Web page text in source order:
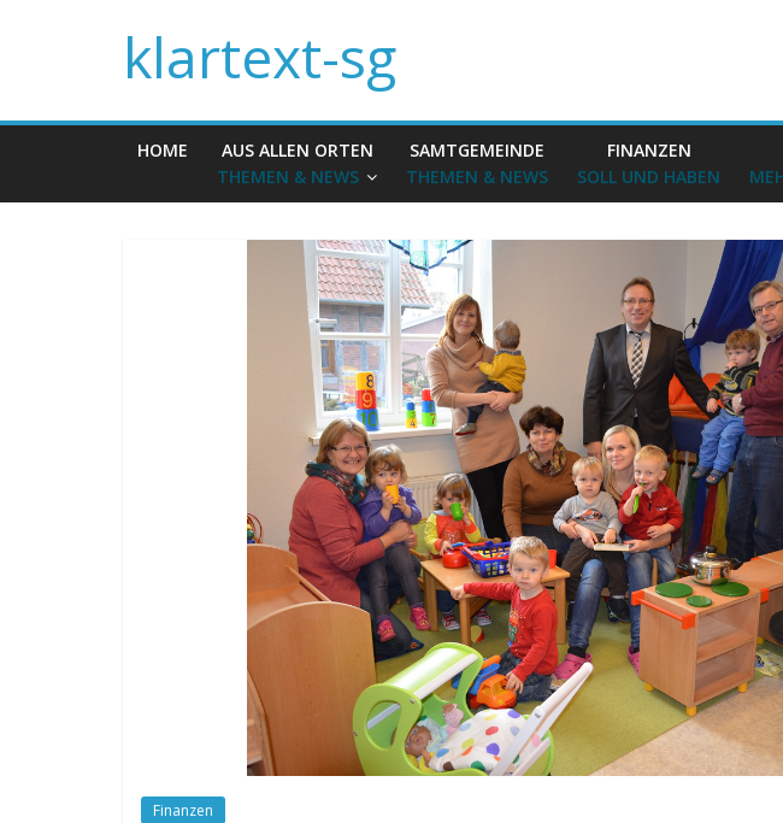
klartext-sg
HOME
AUS ALLEN ORTEN
THEMEN & NEWS
SAMTGEMEINDE
THEMEN & NEWS
FINANZEN
SOLL UND HABEN
Finanzen